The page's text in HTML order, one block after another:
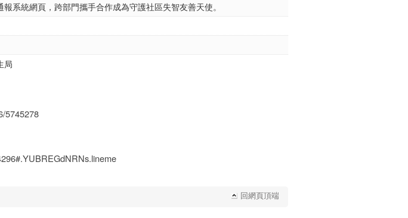
系統網頁，跨部門攜手合作成為守護社區失智友善天使。
局
5745278
回網頁頂端